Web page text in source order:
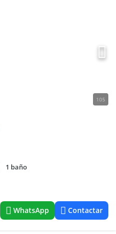
105
1 baño
WhatsApp Contactar